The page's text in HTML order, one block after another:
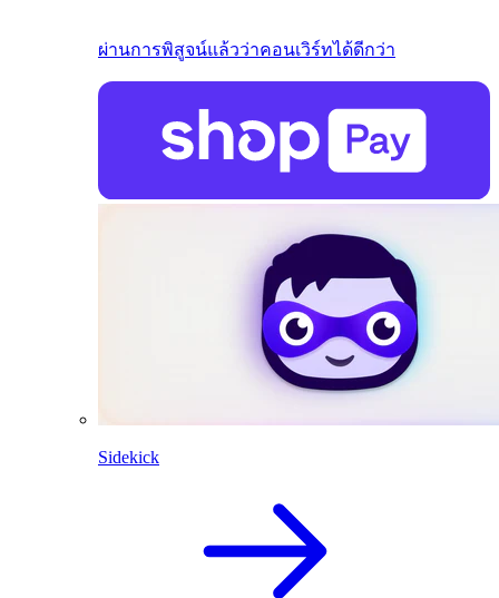
ผ่านการพิสูจน์แล้วว่าคอนเวิร์ทได้ดีกว่า
Sidekick